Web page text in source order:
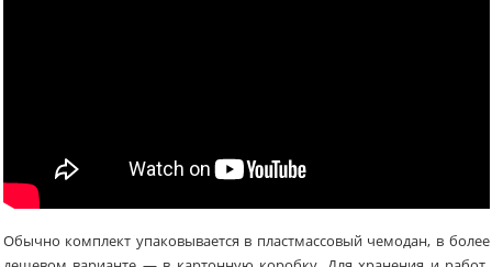
Обычно комплект упаковывается в пластмассовый чемодан, в более